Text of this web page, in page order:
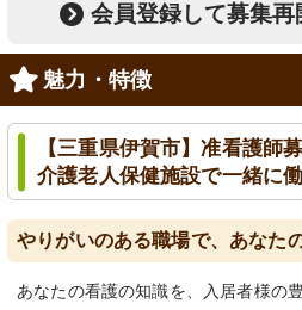
会員登録して募集
魅力・特徴
【三重県伊賀市】准看護師
介護老人保健施設で一緒に
やりがいのある職場で、あなた
あなたの看護の知識を、入居者様の